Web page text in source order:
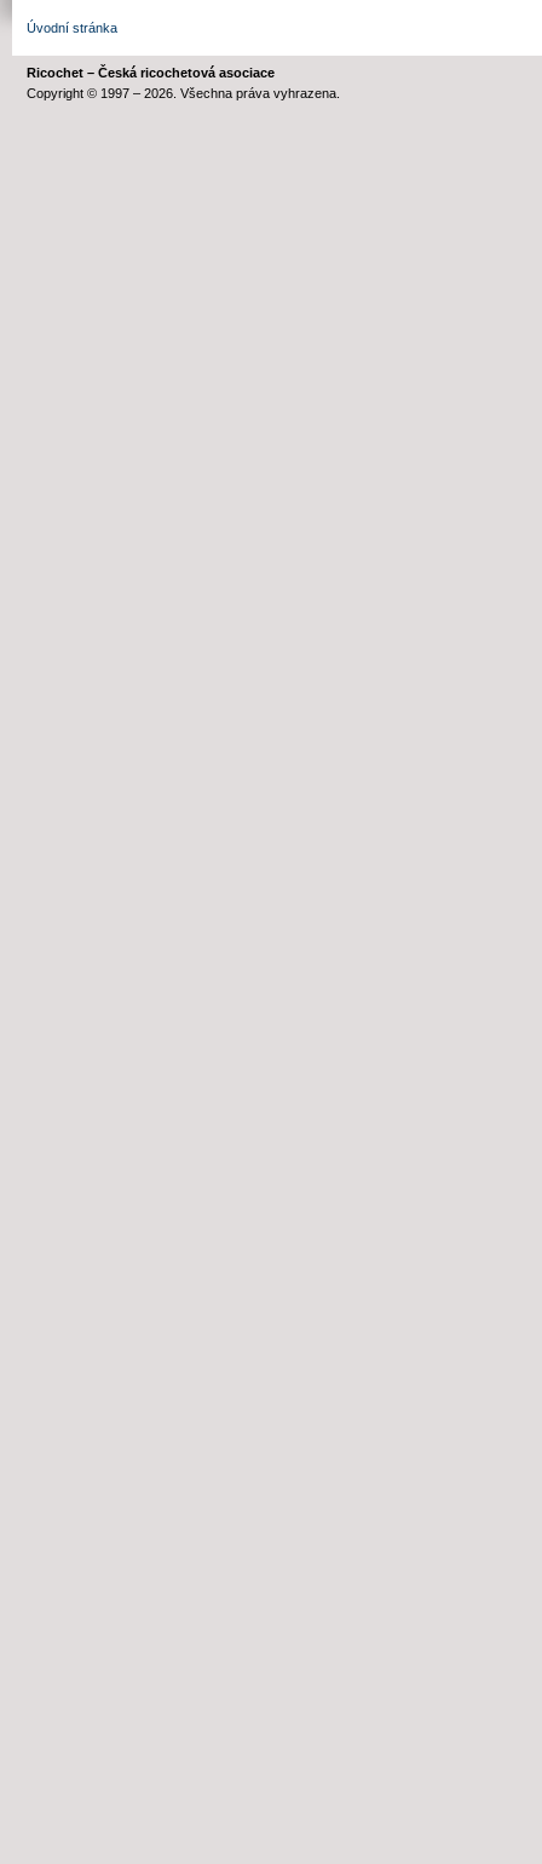
Úvodní stránka
Ricochet – Česká ricochetová asociace
Copyright © 1997 – 2026. Všechna práva vyhrazena.